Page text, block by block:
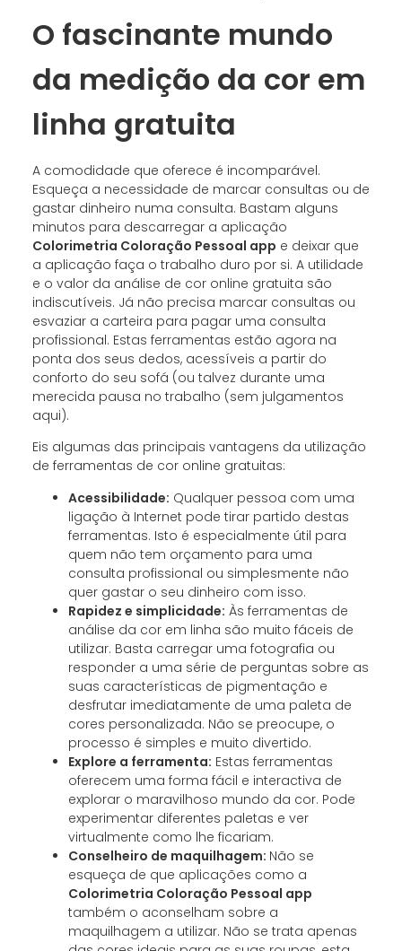
O fascinante mundo
da medição da cor em
linha gratuita
A comodidade que oferece é incomparável.
Esqueça a necessidade de marcar consultas ou de
gastar dinheiro numa consulta. Bastam alguns
minutos para descarregar a aplicação
Colorimetria Coloração Pessoal app e deixar que
a aplicação faça o trabalho duro por si. A utilidade
e o valor da análise de cor online gratuita são
indiscutíveis. Já não precisa marcar consultas ou
esvaziar a carteira para pagar uma consulta
profissional. Estas ferramentas estão agora na
ponta dos seus dedos, acessíveis a partir do
conforto do seu sofá (ou talvez durante uma
merecida pausa no trabalho (sem julgamentos
aqui).
Eis algumas das principais vantagens da utilização
de ferramentas de cor online gratuitas:
Acessibilidade: Qualquer pessoa com uma
ligação à Internet pode tirar partido destas
ferramentas. Isto é especialmente útil para
quem não tem orçamento para uma
consulta profissional ou simplesmente não
quer gastar o seu dinheiro com isso.
Rapidez e simplicidade: Às ferramentas de
análise da cor em linha são muito fáceis de
utilizar. Basta carregar uma fotografia ou
responder a uma série de perguntas sobre as
suas características de pigmentação e
desfrutar imediatamente de uma paleta de
cores personalizada. Não se preocupe, o
processo é simples e muito divertido.
Explore a ferramenta: Estas ferramentas
oferecem uma forma fácil e interactiva de
explorar o maravilhoso mundo da cor. Pode
experimentar diferentes paletas e ver
virtualmente como lhe ficariam.
Conselheiro de maquilhagem: Não se
esqueça de que aplicações como a
Colorimetria Coloração Pessoal app
também o aconselham sobre a
maquilhagem a utilizar. Não se trata apenas